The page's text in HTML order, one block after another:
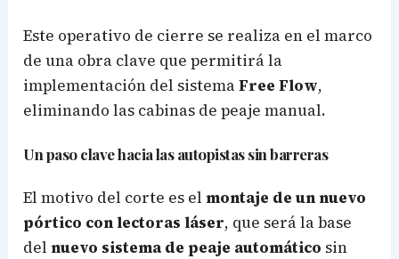
Este operativo de cierre se realiza en el marco
de una obra clave que permitirá la
implementación del sistemaFree Flow,
eliminando las cabinas de peaje manual.
Un paso clave hacia las autopistas sin barreras
El motivo del corte es elmontaje de un nuevo
pórtico con lectoras láser, que será la base
delnuevo sistema de peaje automático sin